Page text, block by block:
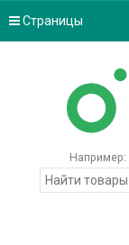
Страницы
Например: